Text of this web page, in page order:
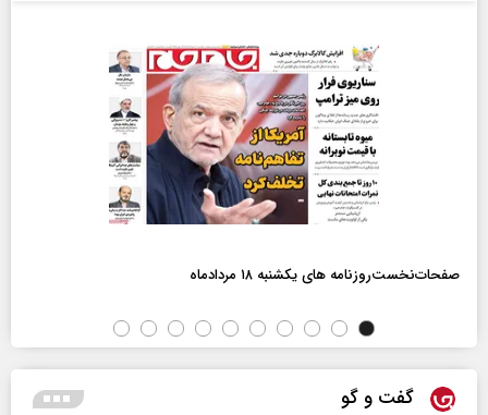
صفحات‌نخست‌روزنامه ها‌ی یکشنبه ۱۸ مردادماه
گفت و گو